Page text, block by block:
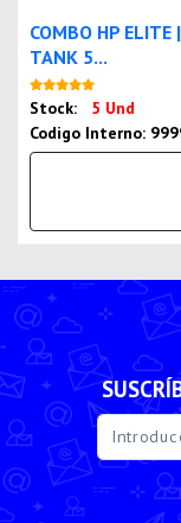
COMBO HP
TANK 5...
Stock:
5 Und
Codigo Interno: